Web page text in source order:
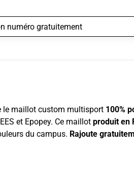
le maillot custom multisport 100%
et Epopey. Ce maillot produit en
du campus. Rajoute